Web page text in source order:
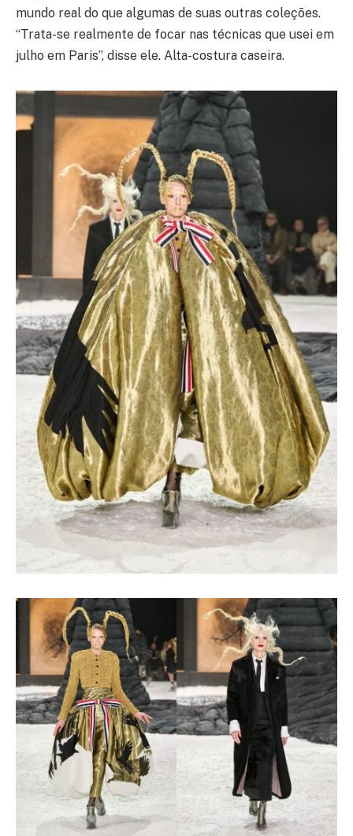
mundo real do que algumas de suas outras coleções.
“Trata-se realmente de focar nas técnicas que usei em
julho em Paris”, disse ele. Alta-costura caseira.